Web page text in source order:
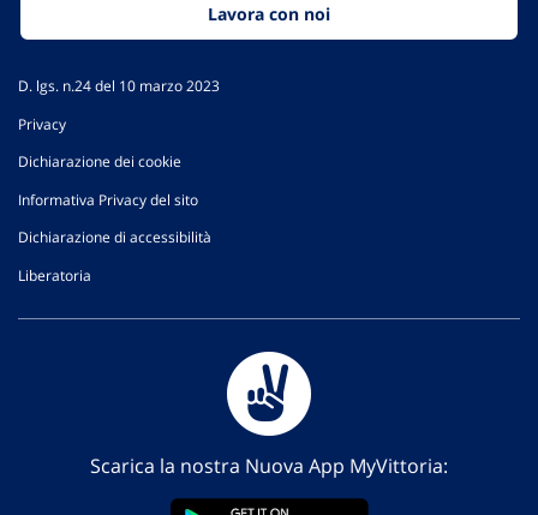
Lavora con noi
D. lgs. n.24 del 10 marzo 2023
Privacy
Dichiarazione dei cookie
Informativa Privacy del sito
Dichiarazione di accessibilità
Liberatoria
Scarica la nostra Nuova App MyVittoria: